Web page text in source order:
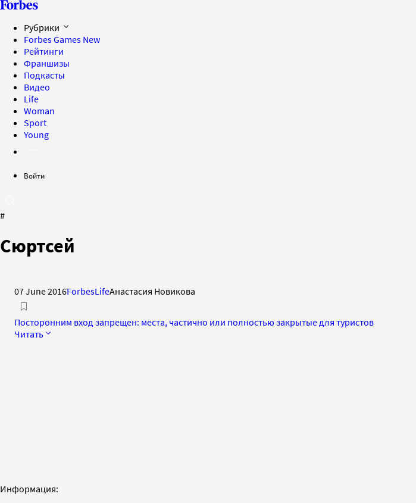
Рубрики
Forbes Games New
Рейтинги
Франшизы
Подкасты
Видео
Life
Woman
Sport
Young
Войти
#
Сюртсей
07 June 2016ForbesLifeАнастасия Новикова
Посторонним вход запрещен: места, частично или полностью закрытые для туристов
Читать
Информация: